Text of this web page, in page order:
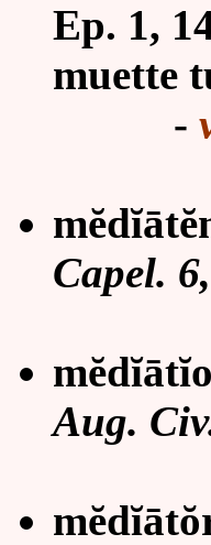
Ep. 1,
muette
-
Capel.
Aug.